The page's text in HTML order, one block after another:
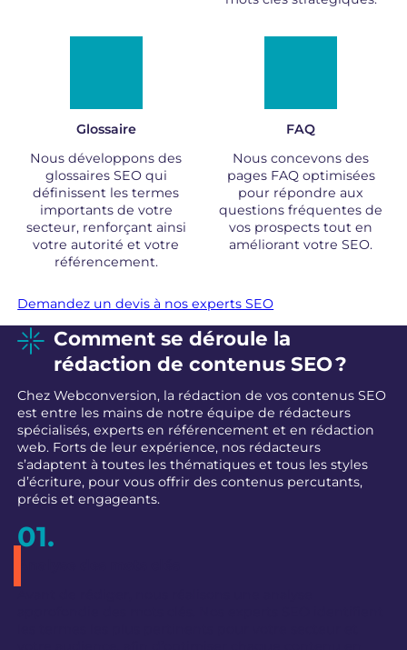
Glossaire
Nous développons des
glossaires SEO qui
définissent les termes
importants de votre
secteur, renforçant ainsi
votre autorité et votre
référencement.
FAQ
Nous concevons des
pages FAQ optimisées
pour répondre aux
questions fréquentes de
vos prospects tout en
améliorant votre SEO.
Demandez un devis à nos experts SEO
Comment se déroule la
rédaction de contenus SEO ?
Chez Webconversion, la rédaction de vos contenus SEO
est entre les mains de notre équipe de rédacteurs
spécialisés, experts en référencement et en rédaction
web. Forts de leur expérience, nos rédacteurs
s’adaptent à toutes les thématiques et tous les styles
d’écriture, pour vous offrir des contenus percutants,
précis et engageants.